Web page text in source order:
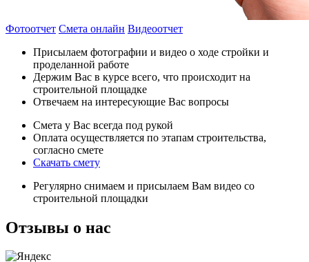
Фотоотчет Смета онлайн Видеоотчет
Присылаем фотографии и видео о ходе стройки и
проделанной работе
Держим Вас в курсе всего, что происходит на
строительной площадке
Отвечаем на интересующие Вас вопросы
Смета у Вас всегда под рукой
Оплата осуществляется по этапам строительства,
согласно смете
Скачать смету
Регулярно снимаем и присылаем Вам видео со
строительной площадки
Отзывы о нас